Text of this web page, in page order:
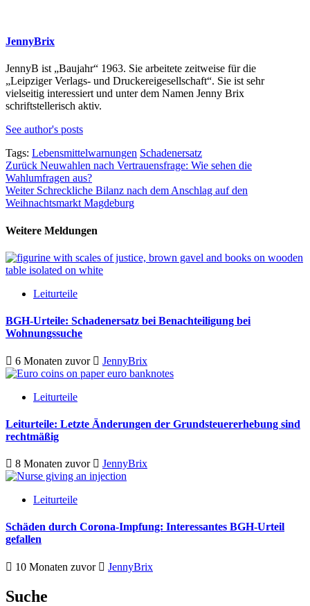
JennyBrix
JennyB ist „Baujahr“ 1963. Sie arbeitete zeitweise für die
„Leipziger Verlags- und Druckereigesellschaft“. Sie ist sehr
vielseitig interessiert und unter dem Namen Jenny Brix
schriftstellerisch aktiv.
See author's posts
Tags: Lebensmittelwarnungen Schadenersatz
Beitragsnavigation
Zurück Neuwahlen nach Vertrauensfrage: Wie sehen die
Wahlumfragen aus?
WeiterSchreckliche Bilanz nach dem Anschlag auf den
Weihnachtsmarkt Magdeburg
Weitere Meldungen
Leiturteile
BGH-Urteile: Schadenersatz bei Benachteiligung bei
Wohnungssuche
6 Monaten zuvor JennyBrix
Leiturteile
Leiturteile: Letzte Änderungen der Grundsteuererhebung sind
rechtmäßig
8 Monaten zuvor JennyBrix
Leiturteile
Schäden durch Corona-Impfung: Interessantes BGH-Urteil
gefallen
10 Monaten zuvor JennyBrix
Suche